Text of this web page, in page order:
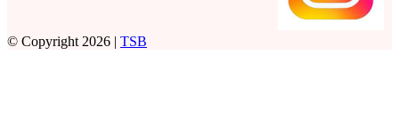
© Copyright 2026 | TSB